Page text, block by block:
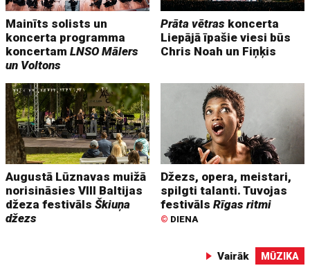
Mainīts solists un
koncerta programma
koncertamLNSO Mālers
un Voltons
Prāta vētras koncerta
Liepājā īpašie viesi būs
Chris Noah un Fiņķis
Augustā Lūznavas muižā
norisināsies VIII Baltijas
džeza festivālsŠkiuņa
džezs
Džezs, opera, meistari,
spilgti talanti. Tuvojas
festivālsRīgas ritmi
© DIENA
Vairāk MŪZIKA